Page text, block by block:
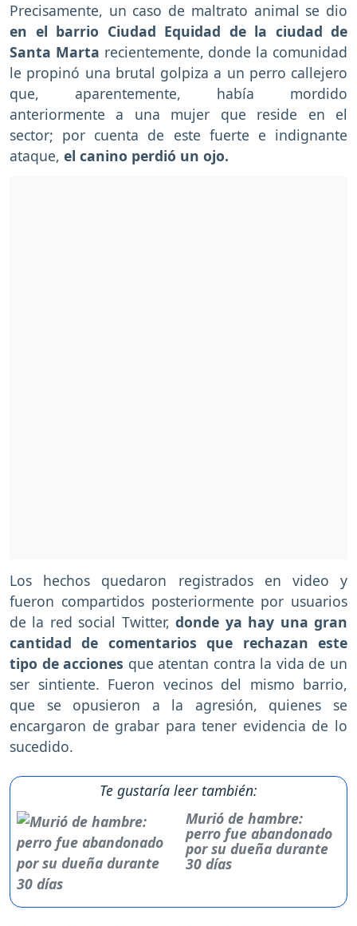
Precisamente, un caso de maltrato animal se dio
en el barrio Ciudad Equidad de la ciudad de
Santa Marta recientemente, donde la comunidad
le propinó una brutal golpiza a un perro callejero
que, aparentemente, había mordido
anteriormente a una mujer que reside en el
sector; por cuenta de este fuerte e indignante
ataque, el canino perdió un ojo.
Los hechos quedaron registrados en video y
fueron compartidos posteriormente por usuarios
de la red social Twitter,donde ya hay una gran
cantidad de comentarios que rechazan este
tipo de acciones que atentan contra la vida de un
ser sintiente. Fueron vecinos del mismo barrio,
que se opusieron a la agresión, quienes se
encargaron de grabar para tener evidencia de lo
sucedido.
Te gustaría leer también:
Murió de hambre:
perro fue abandonado
por su dueña durante
30 días